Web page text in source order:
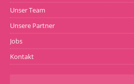
Unser Team
Unsere Partner
Jobs
Kontakt